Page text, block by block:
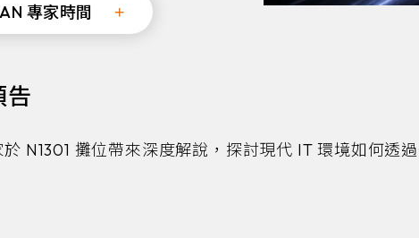
專家時間
告
N1301 攤位帶來深度解說，探討現代 IT 環境如何透